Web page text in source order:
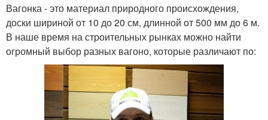
Вагонка - это материал природного происхождения,
доски шириной от 10 до 20 см, длинной от 500 мм до 6 м.
В наше время на строительных рынках можно найти
огромный выбор разных вагоно, которые различают по: